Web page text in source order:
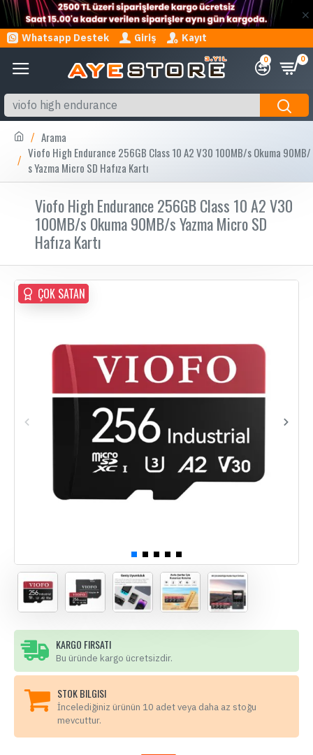
Whatsapp Destek Giriş Kayıt
0 0
Arama
Viofo High Endurance 256GB Class 10 A2 V30 100MB/s Okuma 90MB/
s Yazma Micro SD Hafıza Kartı
Viofo High Endurance 256GB Class 10 A2 V30
100MB/s Okuma 90MB/s Yazma Micro SD
Hafıza Kartı
ÇOK SATAN
ÇOK SATAN
KARGO FIRSATI
Bu üründe kargo ücretsizdir.
STOK BILGISI
İncelediğiniz ürünün 10 adet veya daha az stoğu
mevcuttur.